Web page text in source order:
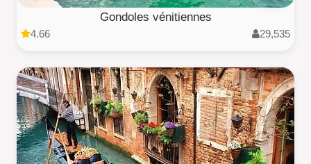
Gondoles vénitiennes
4.66 29,535